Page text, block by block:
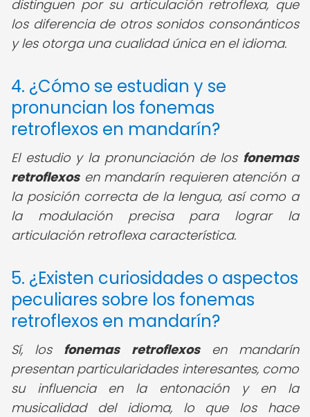
distinguen por su articulación retroflexa, que
los diferencia de otros sonidos consonánticos
y les otorga una cualidad única en el idioma.
4. ¿Cómo se estudian y se
pronuncian los fonemas
retroflexos en mandarín?
El estudio y la pronunciación de los fonemas
retroflexosen mandarín requieren atención a
la posición correcta de la lengua, así como a
la modulación precisa para lograr la
articulación retroflexa característica.
5. ¿Existen curiosidades o aspectos
peculiares sobre los fonemas
retroflexos en mandarín?
Sí, los fonemas retroflexosen mandarín
presentan particularidades interesantes, como
su influencia en la entonación y en la
musicalidad del idioma, lo que los hace